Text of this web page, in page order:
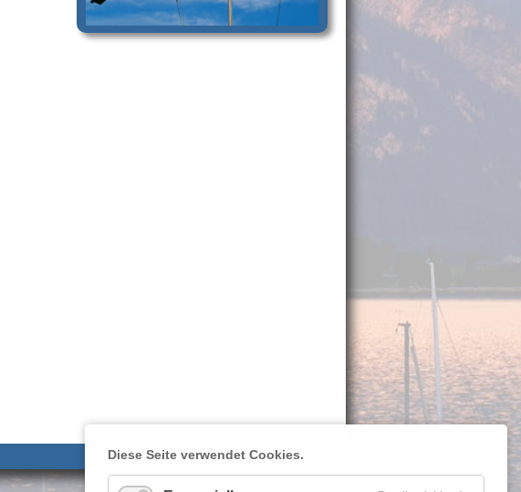
________________________ Osterreiner Segelclub e.V.
Diese Seite verwendet Cookies.